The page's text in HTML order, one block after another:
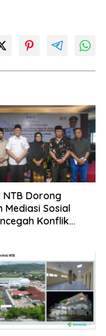
NTB Dorong
Mediasi Sosial
Konflik